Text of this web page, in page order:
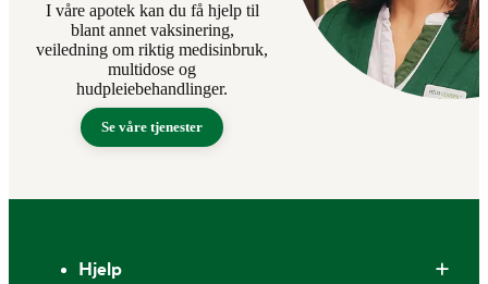
I våre apotek kan du få hjelp til
blant annet vaksinering,
veiledning om riktig medisinbruk,
multidose og
hudpleiebehandlinger.
Se våre tjenester
Hjelp